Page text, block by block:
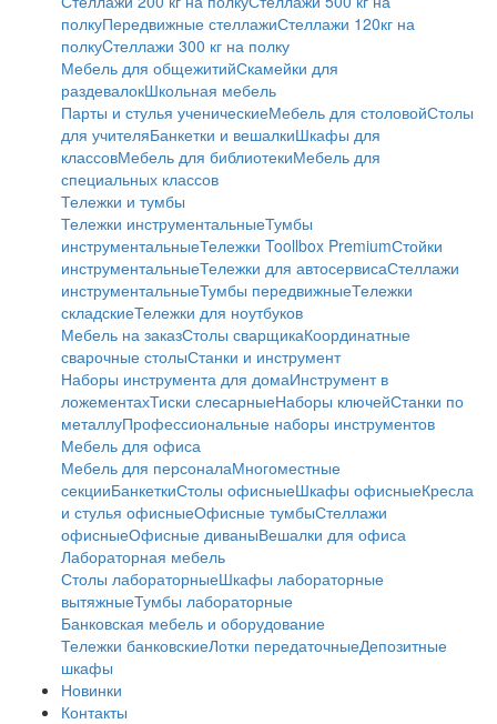
полкуПередвижные стеллажиСтеллажи 120кг на
полкуCтеллажи 300 кг на полку
Мебель для общежитийСкамейки для
раздевалокШкольная мебель
Парты и стулья ученическиеМебель для столовойСтолы
для учителяБанкетки и вешалкиШкафы для
классовМебель для библиотекиМебель для
специальных классов
Тележки и тумбы
Тележки инструментальныеТумбы
инструментальныеТележки Toollbox PremiumСтойки
инструментальныеТележки для автосервисаСтеллажи
инструментальныеТумбы передвижныеТележки
складскиеТележки для ноутбуков
Мебель на заказСтолы сварщикаКоординатные
сварочные столыСтанки и инструмент
Наборы инструмента для домаИнструмент в
ложементахТиски слесарныеНаборы ключейСтанки по
металлуПрофессиональные наборы инструментов
Мебель для офиса
Мебель для персоналаМногоместные
секцииБанкеткиСтолы офисныеШкафы офисныеКресла
и стулья офисныеОфисные тумбыСтеллажи
офисныеОфисные диваныВешалки для офиса
Лабораторная мебель
Столы лабораторныеШкафы лабораторные
вытяжныеТумбы лабораторные
Банковская мебель и оборудование
Тележки банковскиеЛотки передаточныеДепозитные
шкафы
Новинки
Контакты